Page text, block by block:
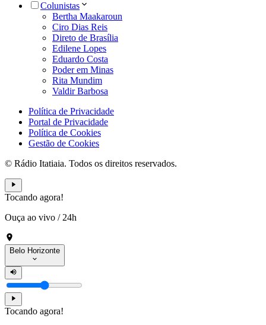
Colunistas
Bertha Maakaroun
Ciro Dias Reis
Direto de Brasília
Edilene Lopes
Eduardo Costa
Poder em Minas
Rita Mundim
Valdir Barbosa
Política de Privacidade
Portal de Privacidade
Política de Cookies
Gestão de Cookies
© Rádio Itatiaia. Todos os direitos reservados.
Tocando agora!
Ouça ao vivo / 24h
Belo Horizonte
Tocando agora!